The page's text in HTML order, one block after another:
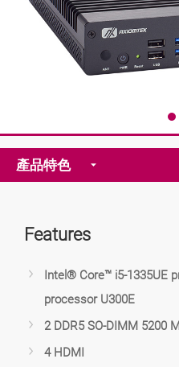
產品特色
Features
Intel® Core™ i5-1335UE
processor U300E
2 DDR5 SO-DIMM 5200
4 HDMI